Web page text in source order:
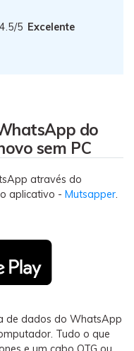
4.5/5 Excelente
do
sem PC
através do
aplicativo - Mutsapper.
de dados do WhatsApp
Tudo o que